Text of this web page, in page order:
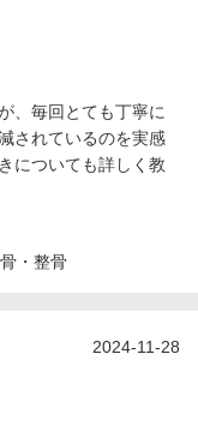
、毎回とても丁寧に
されているのを実感
についても詳しく教
・整骨
2024-11-28